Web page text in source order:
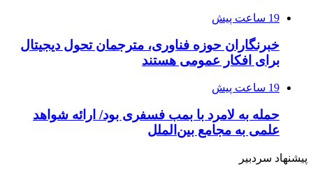
19 ساعت پیش
خبرنگاران حوزه فناوری، مترجمان تحول دیجیتال
برای افکار عمومی هستند
19 ساعت پیش
حمله به لامرد با بمب فسفری بود/ ارائه شواهد
علمی به مجامع بین‌الملل
پیشنهاد سردبیر